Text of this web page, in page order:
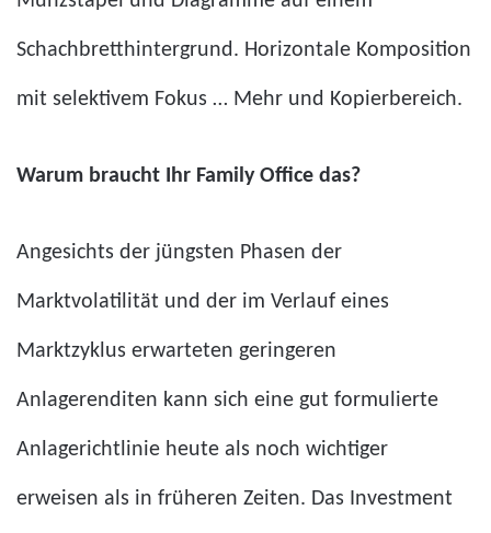
Schachbretthintergrund. Horizontale Komposition
mit selektivem Fokus … Mehr und Kopierbereich.
Warum braucht Ihr Family Office das?
Angesichts der jüngsten Phasen der
Marktvolatilität und der im Verlauf eines
Marktzyklus erwarteten geringeren
Anlagerenditen kann sich eine gut formulierte
Anlagerichtlinie heute als noch wichtiger
erweisen als in früheren Zeiten. Das Investment